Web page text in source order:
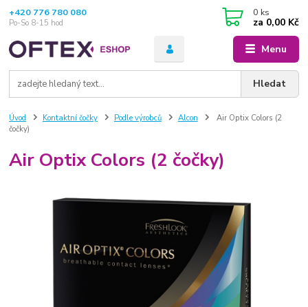
Menu
Hledat
+420 776 780 080
Po-So 8-15 hod
0 ks
za 0,00 Kč
Úvod Kontaktní čočky Podle výrobců Alcon
Air Optix Colors (2
čočky)
Air Optix Colors (2 čočky)